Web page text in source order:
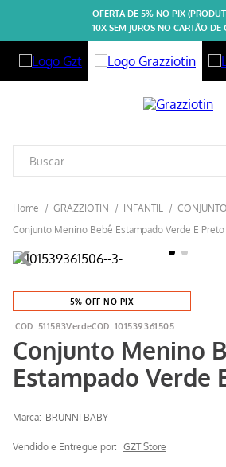
OFERTA DE 5% NO PIX
10X SEM JUROS NO CARTÃO DE
GRAZZIOTIN INFANTIL
Conjunto Menino Bebê Estampado Verde E Preto
5% OFF NO PIX
511583Verde 101539361505
Conjunto Menino
Estampado Verde
Marca: BRUNNI BABY
Vendido e Entregue por: GZT Store